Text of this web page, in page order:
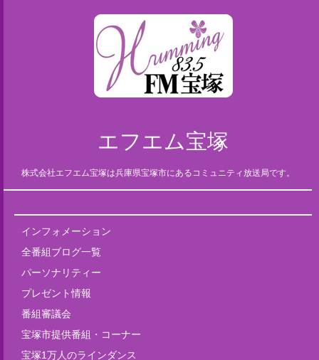
エフエム宝塚
株式会社エフエム宝塚は兵庫県宝塚市にあるコミュニティ放送局です。
インフォメーション
全番組ブログ一覧
パーソナリティー
プレゼント情報
番組審議会
宝塚市提供番組・コーナー
宝塚1万人のラインダンス